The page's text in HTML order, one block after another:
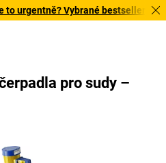
urgentně? Vybrané bestsellery
pro sudy –